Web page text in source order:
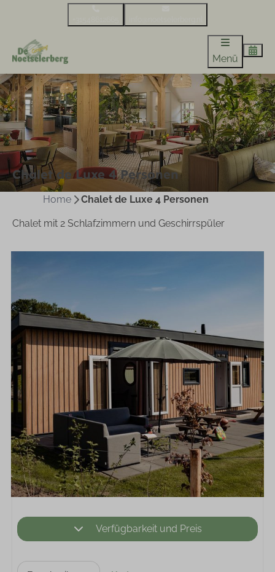
Menü
Chalet de Luxe 4 Personen
Home Chalet de Luxe 4 Personen
Chalet mit 2 Schlafzimmern und Geschirrspüler
Verfügbarkeit und Preis